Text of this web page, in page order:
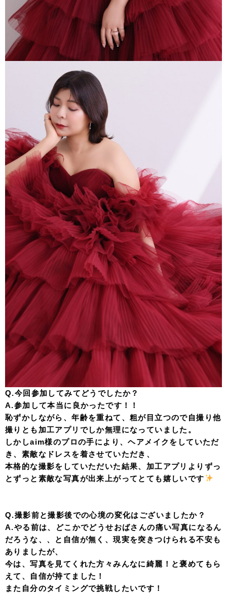
Q.今回参加してみてどうでしたか？
A.参加して本当に良かったです！！
恥ずかしながら、年齢を重ねて、粗が目立つので自撮り他
撮りとも加工アプリでしか無理になっていました。
しかしaim様のプロの手により、ヘアメイクをしていただ
き、素敵なドレスを着させていただき、
本格的な撮影をしていただいた結果、加工アプリよりずっ
とずっと素敵な写真が出来上がってとても嬉しいです
Q.撮影前と撮影後での心境の変化はございましたか？
A.やる前は、どこかでどうせおばさんの痛い写真になるん
だろうな、、と自信が無く、現実を突きつけられる不安も
ありましたが、
今は、写真を見てくれた方々みんなに綺麗！と褒めてもら
えて、自信が持てました！
また自分のタイミングで挑戦したいです！